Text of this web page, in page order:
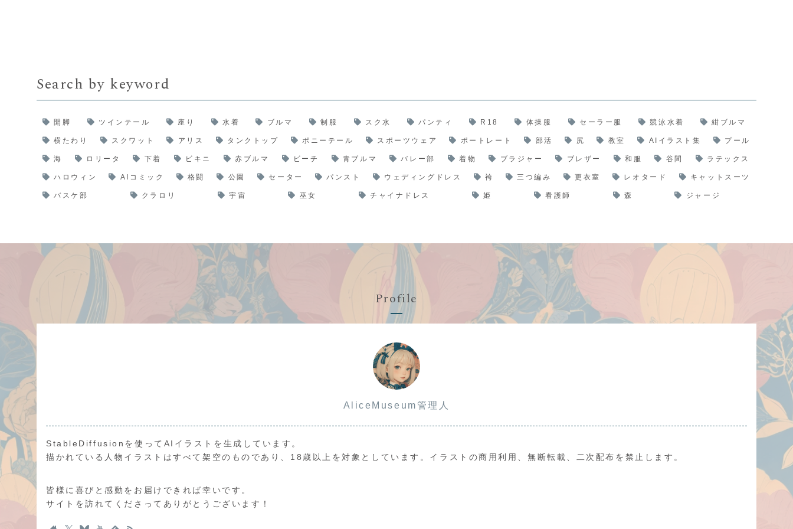
Search by keyword
開脚 ツインテール 座り 水着 ブルマ 制服 スク水 パンティ R18 体操服 セーラー服 競泳水着 紺ブルマ
横たわり スクワット アリス タンクトップ ポニーテール スポーツウェア ポートレート 部活 尻 教室 AIイラスト集 プール
海 ロリータ 下着 ビキニ 赤ブルマ ビーチ 青ブルマ バレー部 着物 ブラジャー ブレザー 和服 谷間 ラテックス
ハロウィン AIコミック 格闘 公園 セーター パンスト ウェディングドレス 袴 三つ編み 更衣室 レオタード キャットスーツ
バスケ部 クラロリ 宇宙 巫女 チャイナドレス 姫 看護師 森 ジャージ
Profile
AliceMuseum管理人
StableDiffusionを使ってAIイラストを生成しています。
描かれている人物イラストはすべて架空のものであり、18歳以上を対象としています。イラストの商用利用、無断転載、二次配布を禁止します。
皆様に喜びと感動をお届けできれば幸いです。
サイトを訪れてくださってありがとうございます！